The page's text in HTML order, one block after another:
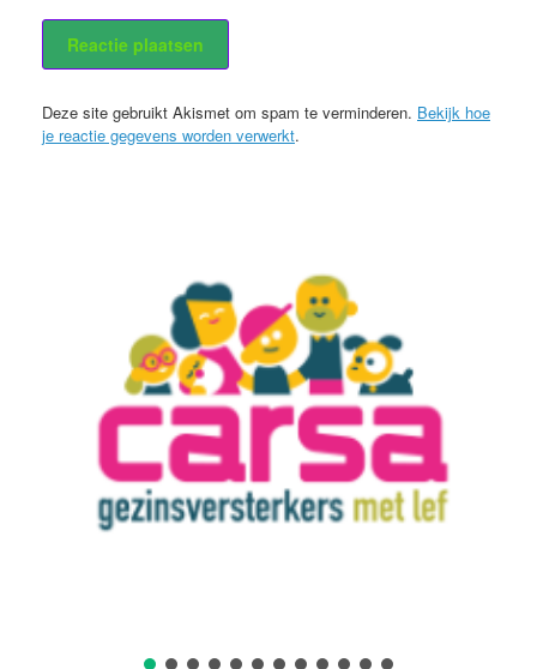
Deze site gebruikt Akismet om spam te verminderen. Bekijk hoe
je reactie gegevens worden verwerkt.